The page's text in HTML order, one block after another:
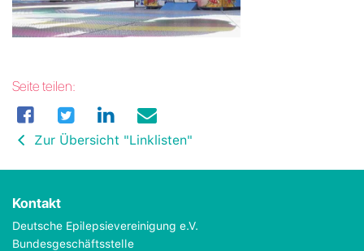
Seite teilen:
Zur Übersicht "Linklisten"
Kontakt
Deutsche Epilepsievereinigung e.V.
Bundesgeschäftsstelle